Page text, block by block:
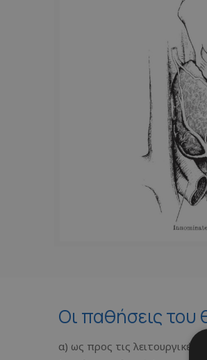
Οι παθήσεις του
α) ως προς τις λειτουργικές